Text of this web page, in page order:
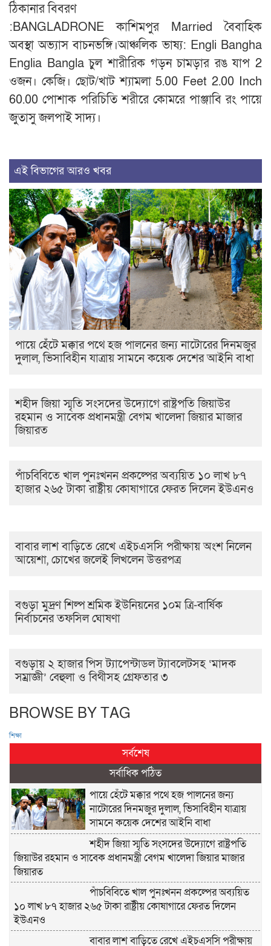
ঠিকানার বিবরণ
:BANGLADRONE কাশিমপুর Married বৈবাহিক
অবস্থা অভ্যাস বাচনভঙ্গি।আঞ্চলিক ভাষ্য: Engli Bangha
Englia Bangla চুল শারীরিক গড়ন চামড়ার রঙ যাপ 2
ওজন। কেজি। ছোট/খাট শ্যামলা 5.00 Feet 2.00 Inch
60.00 পোশাক পরিচিতি শরীরে কোমরে পাঞ্জাবি রং পায়ে
জুতাসু জলপাই সাদ্য।
এই বিভাগের আরও খবর
পায়ে হেঁটে মক্কার পথে হজ পালনের জন্য নাটোরের দিনমজুর
দুলাল, ভিসাবিহীন যাত্রায় সামনে কয়েক দেশের আইনি বাধা
শহীদ জিয়া স্মৃতি সংসদের উদ্যোগে রাষ্ট্রপতি জিয়াউর
রহমান ও সাবেক প্রধানমন্ত্রী বেগম খালেদা জিয়ার মাজার
জিয়ারত
পাঁচবিবিতে খাল পুনঃখনন প্রকল্পের অব্যয়িত ১০ লাখ ৮৭
হাজার ২৬৫ টাকা রাষ্ট্রীয় কোষাগারে ফেরত দিলেন ইউএনও
বাবার লাশ বাড়িতে রেখে এইচএসসি পরীক্ষায় অংশ নিলেন
আয়েশা, চোখের জলেই লিখলেন উত্তরপত্র
বগুড়া মুদ্রণ শিল্প শ্রমিক ইউনিয়নের ১০ম ত্রি-বার্ষিক
নির্বাচনের তফসিল ঘোষণা
বগুড়ায় ২ হাজার পিস ট্যাপেন্টাডল ট্যাবলেটসহ ‘মাদক
সম্রাজ্ঞী’ বেহুলা ও বিথীসহ গ্রেফতার ৩
BROWSE BY TAG
শিক্ষা
সর্বশেষ
সর্বাধিক পঠিত
পায়ে হেঁটে মক্কার পথে হজ পালনের জন্য
নাটোরের দিনমজুর দুলাল, ভিসাবিহীন যাত্রায়
সামনে কয়েক দেশের আইনি বাধা
শহীদ জিয়া স্মৃতি সংসদের উদ্যোগে রাষ্ট্রপতি
জিয়াউর রহমান ও সাবেক প্রধানমন্ত্রী বেগম খালেদা জিয়ার মাজার
জিয়ারত
পাঁচবিবিতে খাল পুনঃখনন প্রকল্পের অব্যয়িত
১০ লাখ ৮৭ হাজার ২৬৫ টাকা রাষ্ট্রীয় কোষাগারে ফেরত দিলেন
ইউএনও
বাবার লাশ বাড়িতে রেখে এইচএসসি পরীক্ষায়